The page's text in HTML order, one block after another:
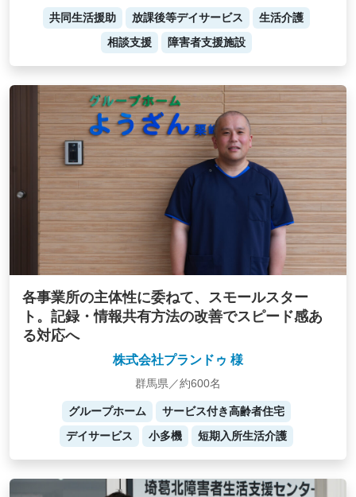
共同生活援助 放課後等デイサービス
生活介護
相談支援
障害者支援施設
各事業所の主体性に委ねて、スモールスター
ト。記録・情報共有方法の改善でスピード感あ
る対応へ
株式会社プランドゥ 様
群馬県／約600名
グループホーム
サービス付き高齢者住宅
デイサービス
小多機 短期入所生活介護